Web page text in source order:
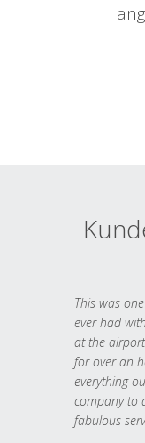
This was
ever had
at the
for over an
everything
company to
fabulous